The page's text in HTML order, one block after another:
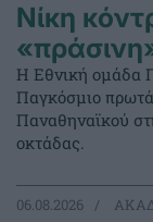
Νίκη
Η Εθνική ομάδα
Παγκόσμιο
Παναθηναϊκού
οκτάδας.
06.08.2026